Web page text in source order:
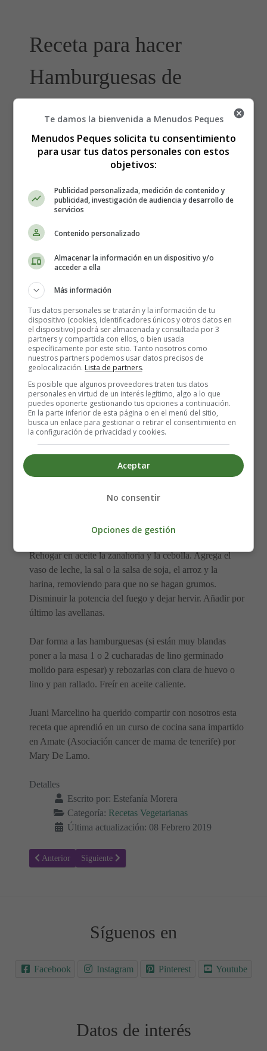
Receta para hacer
Hamburguesas de
avellanas
Cómo hacer Hamburguesas de avellanas
Ingredientes:
Una cebolla mediana muy picada
Aceite
1 zanahoria mediana rallada
1 vaso de leche soja
1 cucharada de salsa de soja
1 cucharadita de harina bien colmada
½ vaso de avellanas molidas
Pan rallado y clara de huevo o semillas de lino
Rehogar en aceite la zanahoria y la cebolla. Agrega el
vaso de leche, la sal o la salsa de soja, el arroz y la
harina, removiendo para que no se hagan grumos.
Disminuir la potencia del fuego y dejar hervir. Añadir por
último las avellanas.
Dar forma a las hamburguesas (si están muy blandas
poner a la masa 1 o 2 cucharadas de lino germinado
molido para espesar) y rebozarlas con clara de huevo o
lino y pan rallado. Freír en aceite caliente.
Juani Marcelino ha querido compartir con nosotros esta
receta que aprendió en un curso de cocina sana impartido
en Amate (Asociación cancer de mama de tenerife) por
Mary De Lamo.
Detalles
Escrito por: Estefanía Morera
Categoría: Recetas Vegetarianas
Última actualización: 08 Febrero 2019
Artículo anterior: Receta para hacer Lasaña de anacardos
Anterior Artículo siguiente: Receta para hacer Filo de soja y
Siguiente
Síguenos en
Facebook Instagram Pinterest Youtube
Datos de interés
Te damos la bienvenida a Menudos Peques
Menudos Peques solicita tu consentimiento
para usar tus datos personales con estos
objetivos:
Publicidad personalizada, medición de contenido y
publicidad, investigación de audiencia y desarrollo de
servicios
Contenido personalizado
Almacenar la información en un dispositivo y/o
acceder a ella
Más información
Tus datos personales se tratarán y la información de tu
dispositivo (cookies, identificadores únicos y otros datos en
el dispositivo) podrá ser almacenada y consultada por 3
partners y compartida con ellos, o bien usada
específicamente por este sitio. Tanto nosotros como
nuestros partners podemos usar datos precisos de
geolocalización. Lista de partners.
Es posible que algunos proveedores traten tus datos
personales en virtud de un interés legítimo, algo a lo que
puedes oponerte gestionando tus opciones a continuación.
En la parte inferior de esta página o en el menú del sitio,
busca un enlace para gestionar o retirar el consentimiento en
la configuración de privacidad y cookies.
Aceptar
No consentir
Opciones de gestión